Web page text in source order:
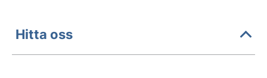
Hitta oss